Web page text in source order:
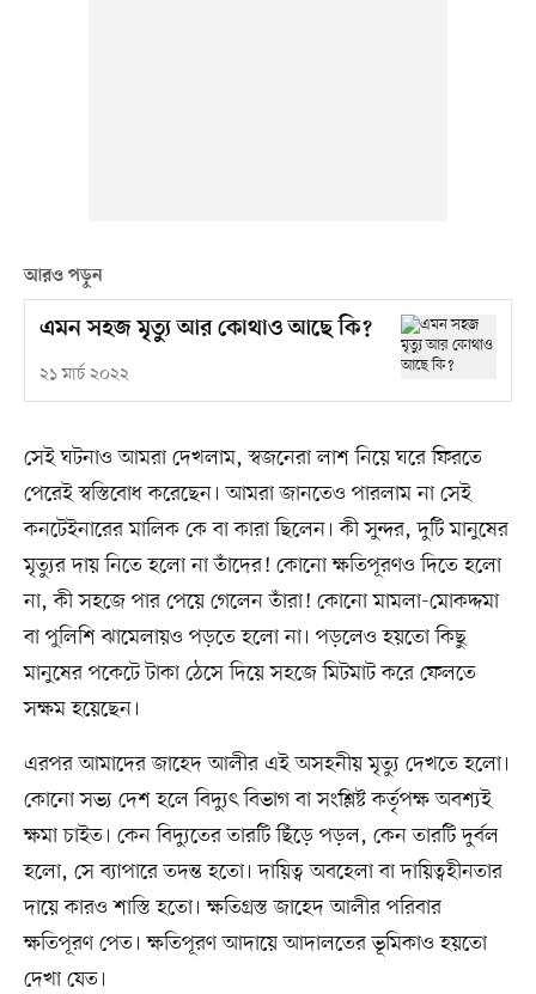
আরও পড়ুন
এমন সহজ মৃত্যু আর কোথাও আছে কি?
২১ মার্চ ২০২২
সেই ঘটনাও আমরা দেখলাম, স্বজনেরা লাশ নিয়ে ঘরে ফিরতে
পেরেই স্বস্তিবোধ করেছেন। আমরা জানতেও পারলাম না সেই
কনটেইনারের মালিক কে বা কারা ছিলেন। কী সুন্দর, দুটি মানুষের
মৃত্যুর দায় নিতে হলো না তাঁদের! কোনো ক্ষতিপূরণও দিতে হলো
না, কী সহজে পার পেয়ে গেলেন তাঁরা! কোনো মামলা-মোকদ্দমা
বা পুলিশি ঝামেলায়ও পড়তে হলো না। পড়লেও হয়তো কিছু
মানুষের পকেটে টাকা ঠেসে দিয়ে সহজে মিটমাট করে ফেলতে
সক্ষম হয়েছেন।
এরপর আমাদের জাহেদ আলীর এই অসহনীয় মৃত্যু দেখতে হলো।
কোনো সভ্য দেশ হলে বিদ্যুৎ বিভাগ বা সংশ্লিষ্ট কর্তৃপক্ষ অবশ্যই
ক্ষমা চাইত। কেন বিদ্যুতের তারটি ছিঁড়ে পড়ল, কেন তারটি দুর্বল
হলো, সে ব্যাপারে তদন্ত হতো। দায়িত্ব অবহেলা বা দায়িত্বহীনতার
দায়ে কারও শাস্তি হতো। ক্ষতিগ্রস্ত জাহেদ আলীর পরিবার
ক্ষতিপূরণ পেত। ক্ষতিপূরণ আদায়ে আদালতের ভূমিকাও হয়তো
দেখা যেত।